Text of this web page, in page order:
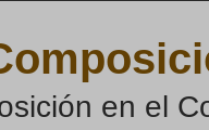
en el